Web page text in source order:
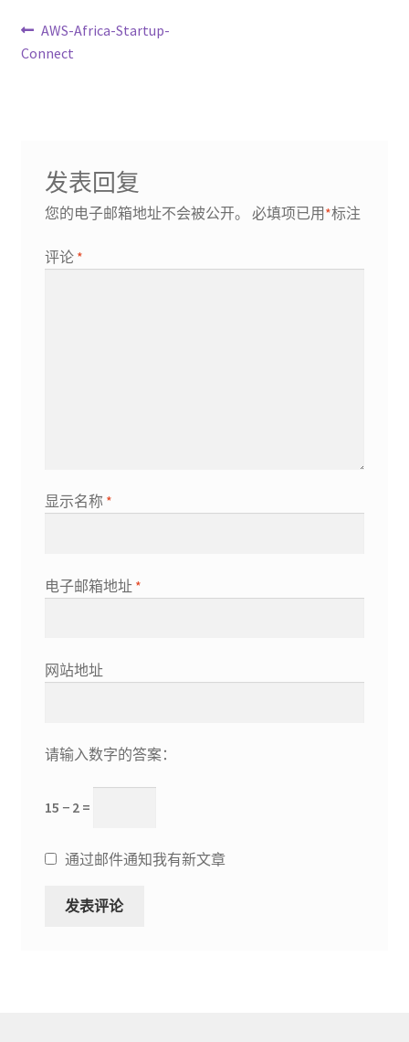
文
章
Previous
post:
AWS-Africa-Startup-
Connect
发表回复
您的电子邮箱地址不会被公开。 必填项已用 *标注
评论 *
显示名称 *
电子邮箱地址 *
网站地址
请输入数字的答案：
15 − 2 =
通过邮件通知我有新文章